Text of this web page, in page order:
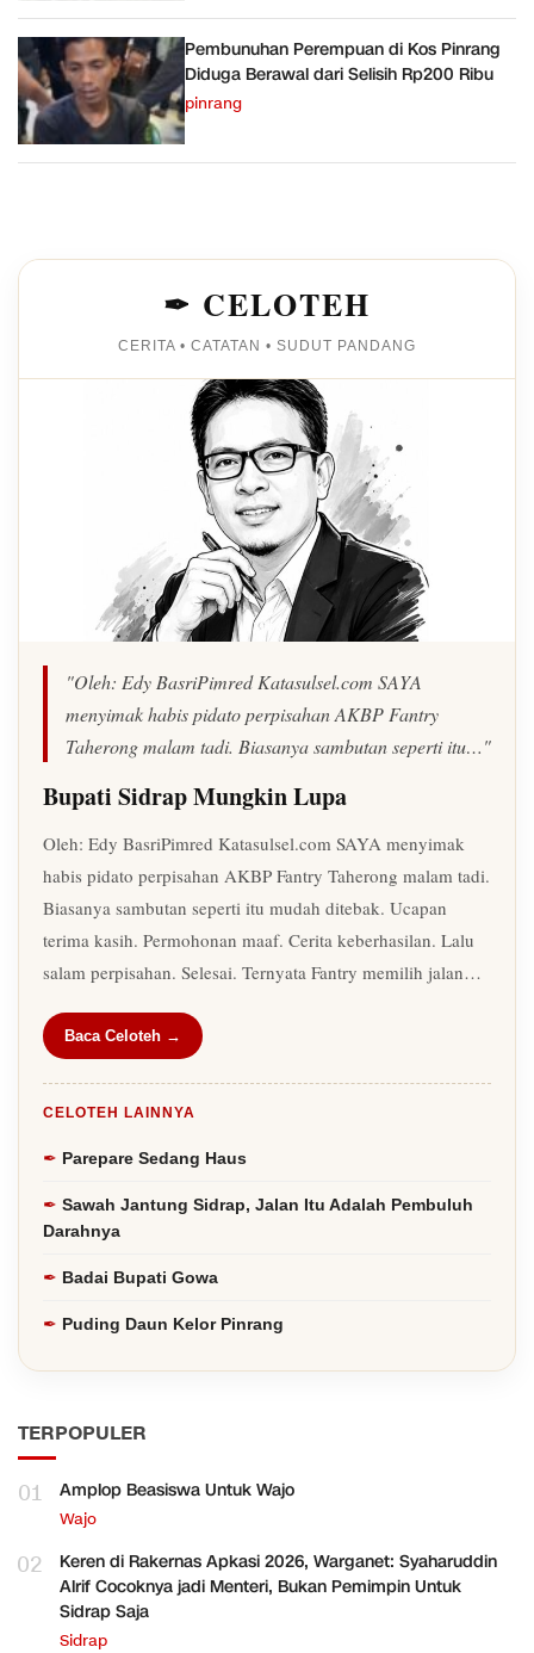
Pembunuhan Perempuan di Kos Pinrang
Diduga Berawal dari Selisih Rp200 Ribu
pinrang
✒ CELOTEH
CERITA • CATATAN • SUDUT PANDANG
"Oleh: Edy BasriPimred Katasulsel.com SAYA
menyimak habis pidato perpisahan AKBP Fantry
Taherong malam tadi. Biasanya sambutan seperti itu…"
Bupati Sidrap Mungkin Lupa
Oleh: Edy BasriPimred Katasulsel.com SAYA menyimak
habis pidato perpisahan AKBP Fantry Taherong malam tadi.
Biasanya sambutan seperti itu mudah ditebak. Ucapan
terima kasih. Permohonan maaf. Cerita keberhasilan. Lalu
salam perpisahan. Selesai. Ternyata Fantry memilih jalan…
Baca Celoteh →
CELOTEH LAINNYA
Parepare Sedang Haus
Sawah Jantung Sidrap, Jalan Itu Adalah Pembuluh
Darahnya
Badai Bupati Gowa
Puding Daun Kelor Pinrang
TERPOPULER
01 Amplop Beasiswa Untuk Wajo
Wajo
02
Keren di Rakernas Apkasi 2026, Warganet: Syaharuddin
Alrif Cocoknya jadi Menteri, Bukan Pemimpin Untuk
Sidrap Saja
Sidrap